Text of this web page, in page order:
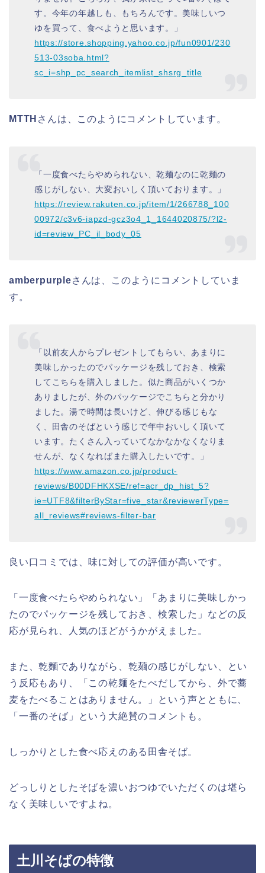
す。今年の年越しも、もちろんです。美味しいつ
ゆを買って、食べようと思います。」
https://store.shopping.yahoo.co.jp/fun0901/230
513-03soba.html?
sc_i=shp_pc_search_itemlist_shsrg_title
MTTH さんは、このようにコメントしています。
「一度食べたらやめられない、乾麺なのに乾麺の
感じがしない、大変おいしく頂いております。」
https://review.rakuten.co.jp/item/1/266788_100
00972/c3v6-iapzd-gcz3o4_1_1644020875/?l2-
id=review_PC_il_body_05
amberpurpleさんは、このようにコメントしていま
す。
「以前友人からプレゼントしてもらい、あまりに
美味しかったのでパッケージを残しておき、検索
してこちらを購入しました。似た商品がいくつか
ありましたが、外のパッケージでこちらと分かり
ました。湯で時間は長いけど、伸びる感じもな
く、田舎のそばという感じで年中おいしく頂いて
います。たくさん入っていてなかなかなくなりま
せんが、なくなればまた購入したいです。」
https://www.amazon.co.jp/product-
reviews/B00DFHKXSE/ref=acr_dp_hist_5?
ie=UTF8&filterByStar=five_star&reviewerType=
all_reviews#reviews-filter-bar
良い口コミでは、味に対しての評価が高いです。
「一度食べたらやめられない」「あまりに美味しかっ
たのでパッケージを残しておき、検索した」などの反
応が見られ、人気のほどがうかがえました。
また、乾麵でありながら、乾麺の感じがしない、とい
う反応もあり、「この乾麺をたべだしてから、外で蕎
麦をたべることはありません。」という声とともに、
「一番のそば」という大絶賛のコメントも。
しっかりとした食べ応えのある田舎そば。
どっしりとしたそばを濃いおつゆでいただくのは堪ら
なく美味しいですよね。
土川そばの特徴